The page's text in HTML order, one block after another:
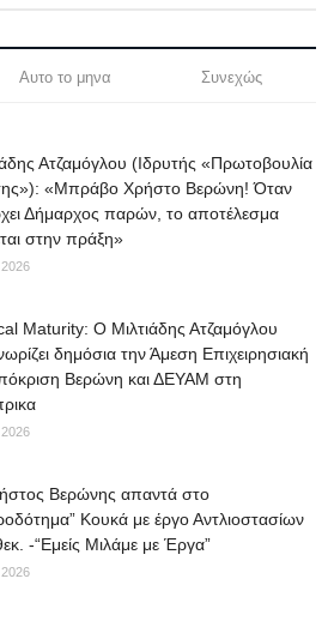
Αυτο το μηνα Συνεχώς
Ατζαμόγλου (Ιδρυτής «Πρωτοβουλία
«Μπράβο Χρήστο Βερώνη! Όταν
Δήμαρχος παρών, το αποτέλεσμα
στην πράξη»
Maturity: Ο Μιλτιάδης Ατζαμόγλου
δημόσια την Άμεση Επιχειρησιακή
Βερώνη και ΔΕΥΑΜ στη
Βερώνης απαντά στο
Κουκά με έργο Αντλιοστασίων
-“Εμείς Μιλάμε με Έργα”